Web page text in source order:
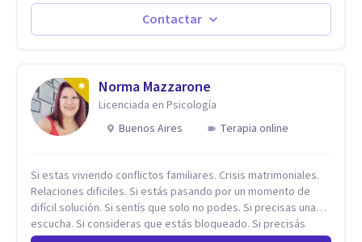
cambios en menos de 5 sesiones. Mi experiencia profesional
me ha demostrado que no importan las dificultades sino las
Contactar
Norma Mazzarone
Licenciada en Psicología
Buenos Aires
Terapia online
Si estas viviendo conflictos familiares. Crisis matrimoniales.
Relaciones dificiles. Si estás pasando por un momento de
difícil solución. Si sentís que solo no podes. Si precisas una
escucha. Si consideras que estás bloqueado. Si precisás